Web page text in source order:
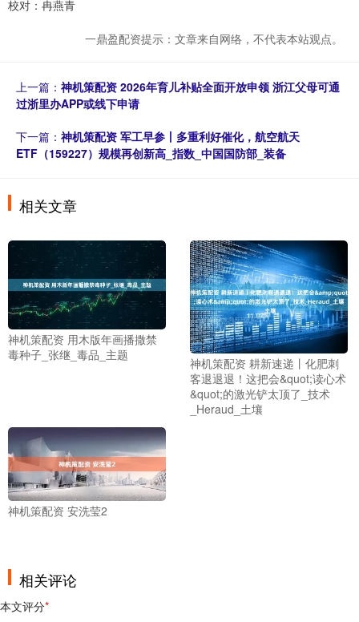
校对：冉燕青
一鼎盈配资提示：文章来自网络，不代表本站观点。
上一篇： 神机策配资 2026年育儿补贴全面开放申领 浙江父母可通
过浙里办APP或线下申请
下一篇： 神机策配资 军工早参丨多重利好催化，航空航天
ETF（159227）规模再创新高_指数_中国国防部_装备
相关文章
神机策配资 用木版年画播撒禁
毒种子_张继_毒品_主题
神机策配资 耕新速递丨化肥刺
客退退退！这把会&quot;读心术
&quot;的激光铲太顶了_技术
_Heraud_土壤
神机策配资 安洗莹2
相关评论
本文评分*